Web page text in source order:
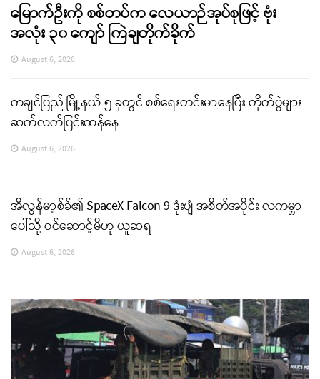
မြောက်ဦးကို စစ်တပ်က လေယာဉ်အုပ်စုဖြင့် ဗုံး
အလုံး ၃၀ ကျော် ကြဲချတိုက်ခိုက်
August 6, 2026
ကချင်ပြည် မြို့နယ် ၅ ခုတွင် စစ်ရေးတင်းမာနေပြီး တိုက်ပွဲများ
ဆက်လက်ပြင်းထန်နေ
August 6, 2026
အီလွန်မာ့စ်ခ်၏ SpaceX Falcon 9 ဒုံးပျံ အစိတ်အပိုင်း လကမ္ဘာ
ပေါ်သို့ ဝင်ဆောင့်မိဟု ယူဆရ
August 6, 2026